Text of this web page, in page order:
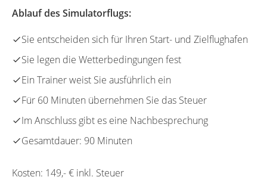
Ablauf des Simulatorflugs:
Sie entscheiden sich für Ihren Start- und Zielflughafen
Sie legen die Wetterbedingungen fest
Ein Trainer weist Sie ausführlich ein
Für 60 Minuten übernehmen Sie das Steuer
Im Anschluss gibt es eine Nachbesprechung
Gesamtdauer: 90 Minuten
Kosten: 149,- € inkl. Steuer